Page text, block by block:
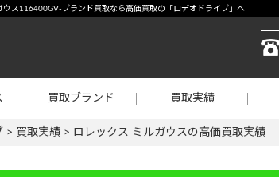
ス116400GV-ブランド買取なら高価買取の「ロデオドライブ」へ
買取ブランド
-【買取強化】シャネル
その他買取 買取実績
> 買取実績 > ロレックス ミルガウスの高価買取実績